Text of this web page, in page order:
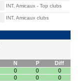
INT, Amicaux - Top clubs
INT, Amicaux clubs
N P
Diff
0 0
0
0 0
0